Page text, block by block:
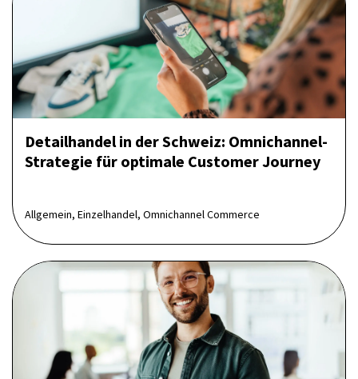
Detailhandel in der Schweiz: Omnichannel-
Strategie für optimale Customer Journey
Allgemein, Einzelhandel, Omnichannel Commerce